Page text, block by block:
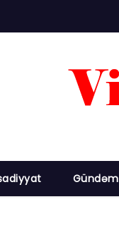
Gündəm